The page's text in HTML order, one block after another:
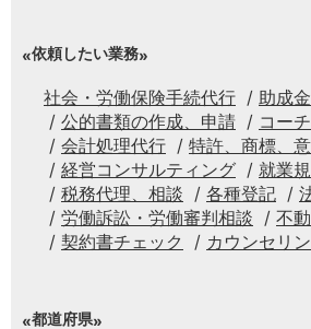
依頼したい業務
社会・労働保険手続代行
助成
公的書類の作成、申請
コー
会計処理代行
特許、商標、
経営コンサルティング
就業
税務代理、相談
各種登記
労働訴訟・労働審判相談
不
契約書チェック
カウンセリ
都道府県